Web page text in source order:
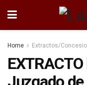
Home Extractos/